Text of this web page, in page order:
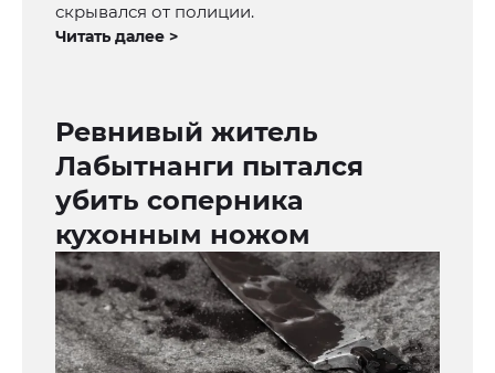
скрывался от полиции.
Читать далее >
Ревнивый житель
Лабытнанги пытался
убить соперника
кухонным ножом